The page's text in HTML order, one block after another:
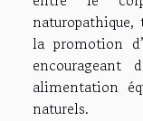
la promotion
encourageant
alimentation
naturels.